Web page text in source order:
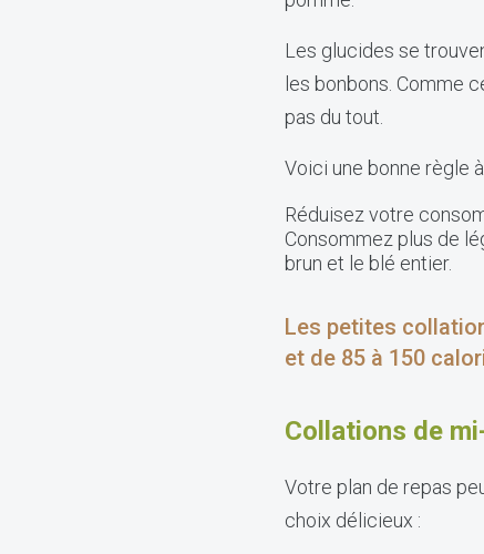
Les glucides se
les bonbons. Comme
pas du tout.
Voici une bonne règle
Réduisez votre
Consommez plus de
brun et le blé entier.
Les petites
et de 85 à 150
Collations de
Votre plan de repas
choix délicieux :